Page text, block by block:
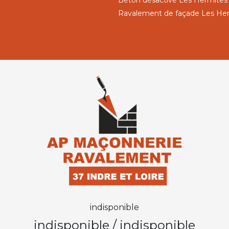
Ravalement de façade Les
indisponible
indisponible / indisponible